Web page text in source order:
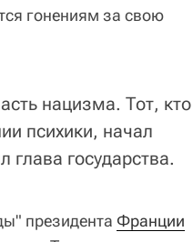
гонениям за свою
нацизма. Тот, кто
психики, начал
государства.
президента Франции